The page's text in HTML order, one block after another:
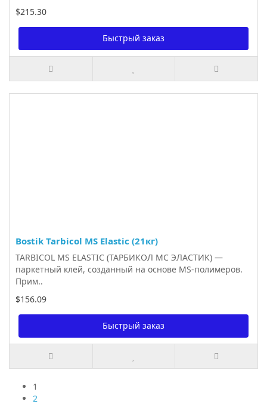
$215.30
Быстрый заказ
Bostik Tarbicol MS Elastic (21кг)
TARBICOL MS ELASTIC (ТАРБИКОЛ МС ЭЛАСТИК) —
паркетный клей, созданный на основе MS-полимеров.
Прим..
$156.09
Быстрый заказ
1
2